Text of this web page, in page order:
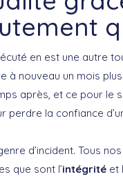
en est une autre
à nouveau un mois
après, et ce pour le
perdre la confiance
d’incident. Tous
que sont l’intégrité et